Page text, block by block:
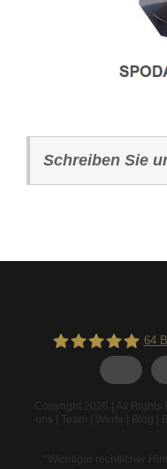
Schreiben Sie
64
Copyright 2026 | All Rights
uns | Team | Werte | Blog |
*Wichtiger rechtlicher